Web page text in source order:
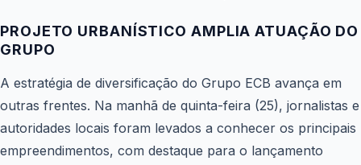
PROJETO URBANÍSTICO AMPLIA ATUAÇÃO DO
GRUPO
A estratégia de diversificação do Grupo ECB avança em
outras frentes. Na manhã de quinta-feira (25), jornalistas e
autoridades locais foram levados a conhecer os principais
empreendimentos, com destaque para o lançamento